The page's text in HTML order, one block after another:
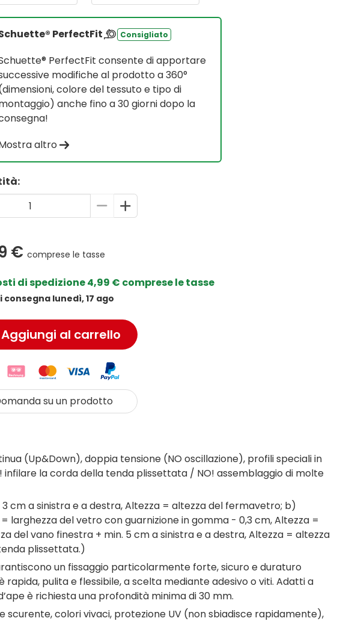
PerfectFit Consigliato
PerfectFit consente di apportare
modifiche al prodotto a 360°
colore del tessuto e tipo di
anche fino a 30 giorni dopo la
altro
€ comprese le tasse
di spedizione 4,99 € comprese le tasse
consegna lunedì, 17 ago
Aggiungi al carrello
su un prodotto
(Up&Down), doppia tensione (NO oscillazione), profili speciali in
la corda della tenda plissettata / NO! assemblaggio di molte
cm a sinistra e a destra, Altezza = altezza del fermavetro; b)
larghezza del vetro con guarnizione in gomma - 0,3 cm, Altezza =
del vano finestra + min. 5 cm a sinistra e a destra, Altezza = altezza
plissettata.)
un fissaggio particolarmente forte, sicuro e duraturo
pulita e flessibile, a scelta mediante adesivo o viti. Adatti a
è richiesta una profondità minima di 30 mm.
scurente, colori vivaci, protezione UV (non sbiadisce rapidamente),